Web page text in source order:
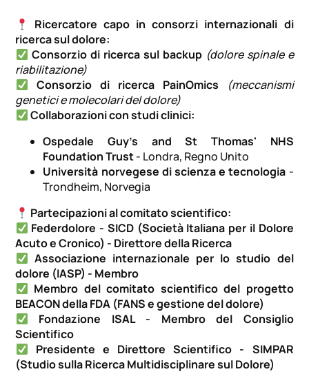
Ricercatore capo in consorzi internazionali di
ricerca sul dolore:
Consorzio di ricerca sul backup (dolore spinale e
riabilitazione)
Consorzio di ricerca PainOmics
(meccanismi
genetici e molecolari del dolore)
Collaborazioni con studi clinici:
Ospedale Guy's and St Thomas' NHS
Foundation Trust- Londra, Regno Unito
Università norvegese di scienza e tecnologia -
Trondheim, Norvegia
Partecipazioni al comitato scientifico:
Federdolore - SICD (Società Italiana per il Dolore
Acuto e Cronico) - Direttore della Ricerca
Associazione internazionale per lo studio del
dolore (IASP) - Membro
Membro del comitato scientifico del progetto
BEACON della FDA (FANS e gestione del dolore)
Fondazione ISAL - Membro del Consiglio
Scientifico
Presidente e Direttore Scientifico - SIMPAR
(Studio sulla Ricerca Multidisciplinare sul Dolore)